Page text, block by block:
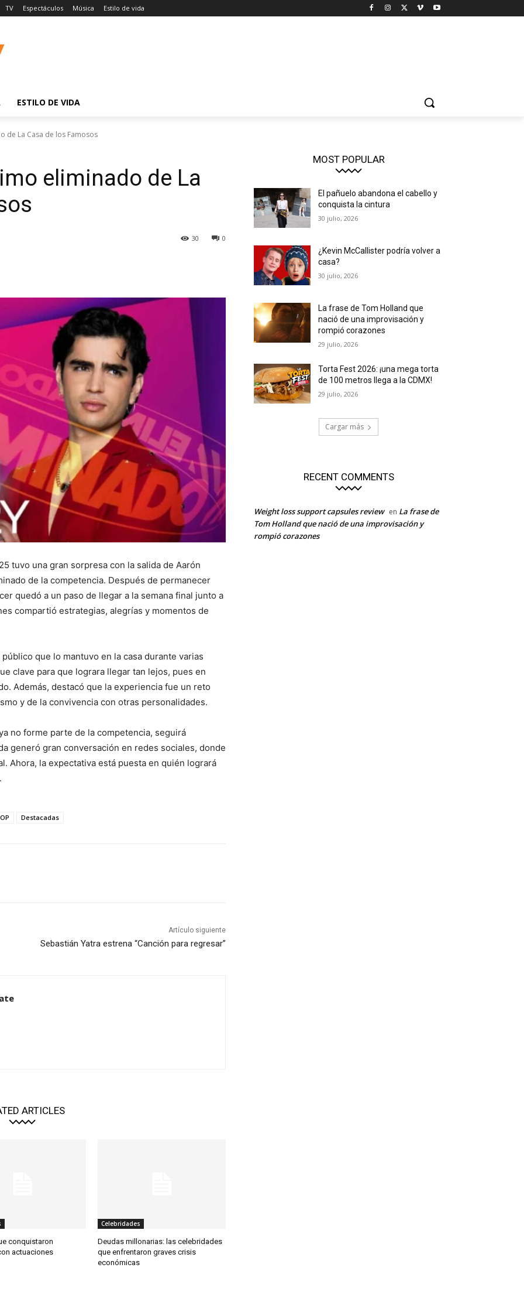
TV Espectáculos Música Estilo de vida
ESTILO DE VIDA
de La Casa de los Famosos
eliminado de La
0
30
tuvo una gran sorpresa con la salida de Aarón
de la competencia. Después de permanecer
quedó a un paso de llegar a la semana final junto a
compartió estrategias, alegrías y momentos de
que lo mantuvo en la casa durante varias
clave para que lograra llegar tan lejos, pues en
Además, destacó que la experiencia fue un reto
y de la convivencia con otras personalidades.
no forme parte de la competencia, seguirá
generó gran conversación en redes sociales, donde
Ahora, la expectativa está puesta en quién logrará
Destacadas
Artículo siguiente
Sebastián Yatra estrena “Canción para regresar”
ARTICLES
conquistaron
actuaciones
Celebridades
Deudas millonarias: las celebridades
que enfrentaron graves crisis
económicas
MOST POPULAR
El pañuelo abandona el cabello y
conquista la cintura
30 julio, 2026
¿Kevin McCallister podría volver a
casa?
30 julio, 2026
La frase de Tom Holland que
nació de una improvisación y
rompió corazones
29 julio, 2026
Torta Fest 2026: ¡una mega torta
de 100 metros llega a la CDMX!
29 julio, 2026
Cargar más
RECENT COMMENTS
Weight loss support capsules review en La frase de
Tom Holland que nació de una improvisación y
rompió corazones